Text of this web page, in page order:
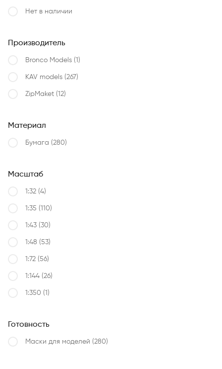
Нет в наличии
Производитель
Bronco Models (1)
KAV models (267)
ZipMaket (12)
Материал
Бумага (280)
Масштаб
1:32 (4)
1:35 (110)
1:43 (30)
1:48 (53)
1:72 (56)
1:144 (26)
1:350 (1)
Готовность
Маски для моделей (280)